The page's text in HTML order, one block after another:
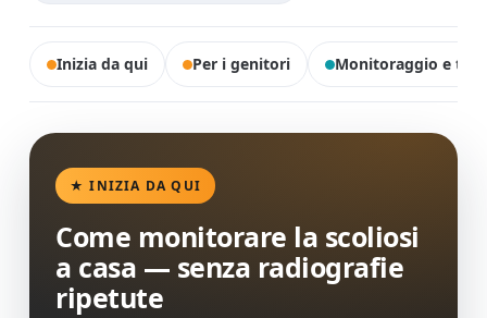
Inizia da qui Per i genitori Monitoraggio e
★ INIZIA DA QUI
Come monitorare la scoliosi
a casa — senza radiografie
ripetute